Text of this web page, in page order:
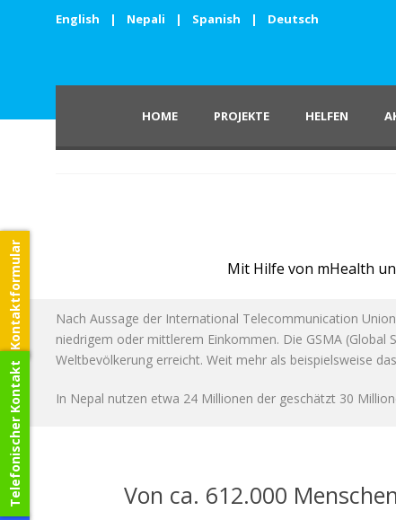
English | Nepali | Spanish | Deutsch
HOME PROJEKTE HELFEN
Mit Hilfe von mHealth
Nach Aussage der International Telecommunication
niedrigem oder mittlerem Einkommen. Die GSMA
Weltbevölkerung erreicht. Weit mehr als beispielsweise
In Nepal nutzen etwa 24 Millionen der geschätzt 30
Von ca. 612.000
Kontaktformular
Telefonischer Kontakt